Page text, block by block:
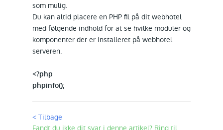
som mulig.
Du kan altid placere en PHP fil på dit webhotel
med følgende indhold for at se hvilke moduler og
komponenter der er installeret på webhotel
serveren.
<?php
phpinfo();
< Tilbage